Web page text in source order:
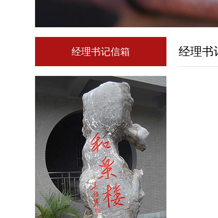
经理书记信箱 经理书